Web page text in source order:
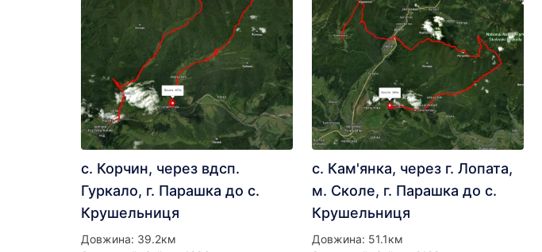
с. Корчин, через вдсп.
Гуркало, г. Парашка до с.
Крушельниця
Довжина: 39.2км
с. Кам'янка, через г. Лопата,
м. Сколе, г. Парашка до с.
Крушельниця
Довжина: 51.1км